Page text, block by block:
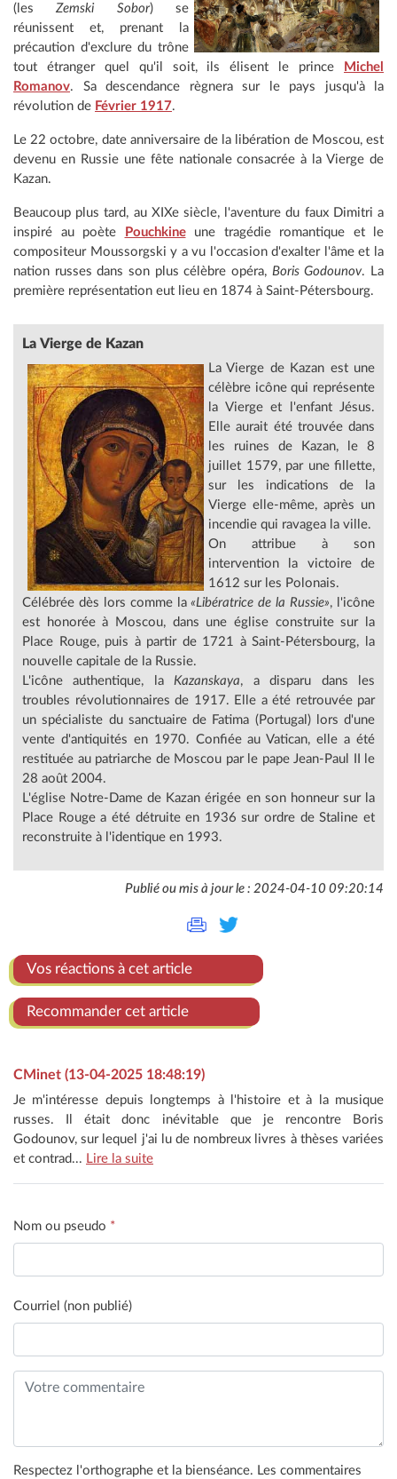
(lesZemski Sobor) se
réunissent et, prenant la
précaution d'exclure du trône
tout étranger quel qu'il soit, ils élisent le prince
Michel
Romanov. Sa descendance règnera sur le pays jusqu'à la
révolution de Février 1917.
Le 22 octobre, date anniversaire de la libération de Moscou, est
devenu en Russie une fête nationale consacrée à la Vierge de
Kazan.
Beaucoup plus tard, au XIXe siècle, l'aventure du faux Dimitri a
inspiré au poète
Pouchkineune tragédie romantique et le
compositeur Moussorgski y a vu l'occasion d'exalter l'âme et la
nation russes dans son plus célèbre opéra, Boris Godounov. La
première représentation eut lieu en 1874 à Saint-Pétersbourg.
La Vierge de Kazan
La Vierge de Kazan est une
célèbre icône qui représente
la Vierge et l'enfant Jésus.
Elle aurait été trouvée dans
les ruines de Kazan, le 8
juillet 1579, par une fillette,
sur les indications de la
Vierge elle-même, après un
incendie qui ravagea la ville.
On attribue à son
intervention la victoire de
1612 sur les Polonais.
Célébrée dès lors comme la«Libératrice de la Russie», l'icône
est honorée à Moscou, dans une église construite sur la
Place Rouge, puis à partir de 1721 à Saint-Pétersbourg, la
nouvelle capitale de la Russie.
L'icône authentique, laKazanskaya, a disparu dans les
troubles révolutionnaires de 1917. Elle a été retrouvée par
un spécialiste du sanctuaire de Fatima (Portugal) lors d'une
vente d'antiquités en 1970. Confiée au Vatican, elle a été
restituée au patriarche de Moscou par le pape Jean-Paul II le
28 août 2004.
L'église Notre-Dame de Kazan érigée en son honneur sur la
Place Rouge a été détruite en 1936 sur ordre de Staline et
reconstruite à l'identique en 1993.
Publié ou mis à jour le : 2024-04-10 09:20:14
Vos réactions à cet article
Recommander cet article
CMinet (13-04-2025 18:48:19)
Je m'intéresse depuis longtemps à l'histoire et à la musique
russes. Il était donc inévitable que je rencontre Boris
Godounov, sur lequel j'ai lu de nombreux livres à thèses variées
et contrad... Lire la suite
Nom ou pseudo *
Courriel (non publié)
Respectez l'orthographe et la bienséance. Les commentaires